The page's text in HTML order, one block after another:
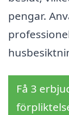
pengar.
Få 3